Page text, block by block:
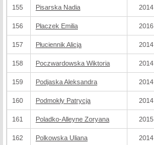
155 Pisarska Nadia 2014
156 Płaczek Emilia 2016
157 Płuciennik Alicja 2014
158 Poczwardowska Wiktoria 2014
159 Podjaska Aleksandra 2014
160 Podmokły Patrycja 2014
161 Poladko-Alleyne Zoryana 2015
162 Polkowska Uliana 2014